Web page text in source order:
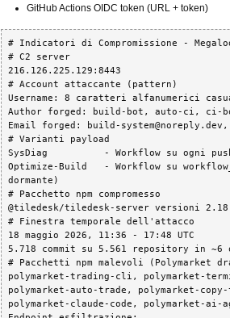
GitHub Actions OIDC token (URL + token)
# Indicatori di Compromissione -
# C2 server
216.126.225.129:8443
# Account attaccante (pattern)
Username: 8 caratteri alfanumerici
Author forged: build-bot, auto-ci, ci-
Email forged: build-system@noreply.dev,
# Varianti payload
SysDiag          - Workflow su ogni
Optimize-Build   - Workflow su
dormante)
# Pacchetto npm compromesso
@tiledesk/tiledesk-server versioni
# Finestra temporale dell'attacco
18 maggio 2026, 11:36 - 17:48 UTC
5.718 commit su 5.561 repository in ~6
# Pacchetti npm malevoli (Polymarket
polymarket-trading-cli, polymarket-
polymarket-auto-trade, polymarket-
polymarket-claude-code, polymarket-ai-